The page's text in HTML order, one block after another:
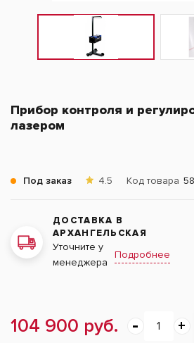
Прибор контроля и
лазером
Под заказ 4.5 Код товара
ДОСТАВКА В
АРХАНГЕЛЬСКАЯ
Уточните у
менеджера
Подробнее
104 900 руб.